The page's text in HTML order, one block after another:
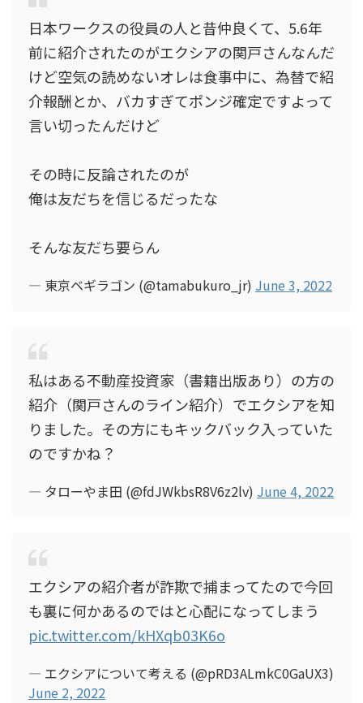
日本ワークスの役員の人と昔仲良くて、5.6年
前に紹介されたのがエクシアの関戸さんなんだ
けど空気の読めないオレは食事中に、為替で紹
介報酬とか、バカすぎてポンジ確定ですよって
言い切ったんだけど
その時に反論されたのが
俺は友だちを信じるだったな
そんな友だち要らん
— 東京ベギラゴン (@tamabukuro_jr) June 3, 2022
私はある不動産投資家（書籍出版あり）の方の
紹介（関戸さんのライン紹介）でエクシアを知
りました。その方にもキックバック入っていた
のですかね？
— タローやま田 (@fdJWkbsR8V6z2lv) June 4, 2022
エクシアの紹介者が詐欺で捕まってたので今回
も裏に何かあるのではと心配になってしまう
pic.twitter.com/kHXqb03K6o
— エクシアについて考える (@pRD3ALmkC0GaUX3)
June 2, 2022